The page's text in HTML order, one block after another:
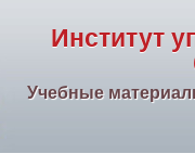
Институт
Учебные